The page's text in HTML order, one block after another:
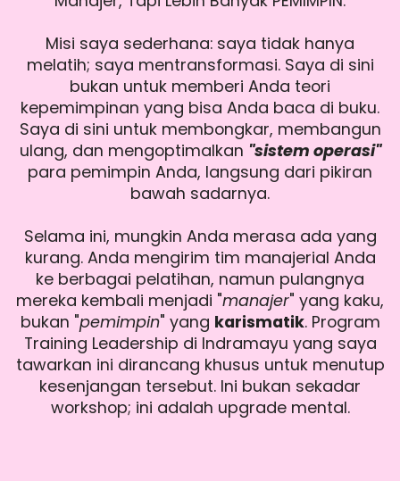
Misi saya sederhana: saya tidak hanya
melatih; saya mentransformasi. Saya di sini
bukan untuk memberi Anda teori
kepemimpinan yang bisa Anda baca di buku.
Saya di sini untuk membongkar, membangun
ulang, dan mengoptimalkan "sistem operasi"
para pemimpin Anda, langsung dari pikiran
bawah sadarnya.
Selama ini, mungkin Anda merasa ada yang
kurang. Anda mengirim tim manajerial Anda
ke berbagai pelatihan, namun pulangnya
mereka kembali menjadi "manajer" yang kaku,
bukan "pemimpin" yang karismatik. Program
Training Leadership di Indramayu yang saya
tawarkan ini dirancang khusus untuk menutup
kesenjangan tersebut. Ini bukan sekadar
workshop; ini adalah upgrade mental.